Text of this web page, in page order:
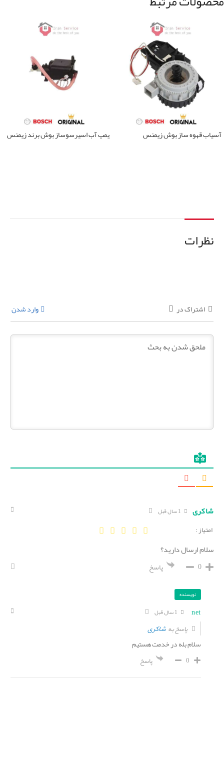
آسیاب قهوه ساز بوش زیمنس پمپ آب اسپرسوساز بوش برند زیمنس
نظرات
اشتراک در وارد شدن
شاکری
امتیاز :
سلام ارسال دارید؟
0 پاسخ
نویسنده
net
پاسخ بهشاکری
سلام بله در خدمت هستیم
0 پاسخ